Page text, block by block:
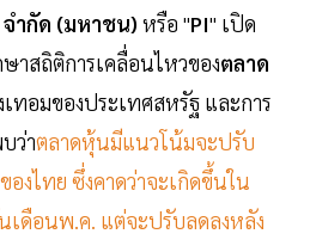
ำกัด (มหาชน) หรือ "PI" เปิด
าสถิติการเคลื่อนไหวของตลาด
เทอมของประเทศสหรัฐ และการ
ว่าตลาดหุ้นมีแนวโน้มจะปรับ
งไทย ซึ่งคาดว่าจะเกิดขึ้นใน
เดือนพ.ค. แต่จะปรับลดลงหลัง